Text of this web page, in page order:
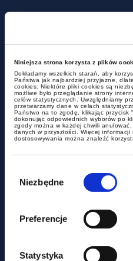
Niniejsza strona korzysta z plików
Dokładamy wszelkich starań, aby
Państwa jak najbardziej przyjazne,
cookies. Niektóre pliki cookies są
możliwe było przeglądanie strony
celów statystycznych. Uwzględniamy
przetwarzamy dane w celach
Państwo na to zgodę, klikając przycisk
dokonując odpowiednich wyborów po
zgody można w każdej chwili
danych w przyszłości. Więcej
dostosowywania można znaleźć
zgody
Niezbędne
Preferencje
Statystyka
Już teraz
zdecydować,
B2B to w
aktualności
Czy miasto może
podatnikiem